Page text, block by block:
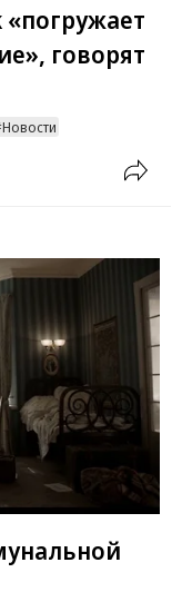
«погружает
говорят
Новости